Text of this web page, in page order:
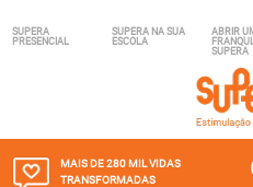
SUPERA
PRESENCIAL
SUPERA NA SUA
ESCOLA
ABRIR
SUPERA
MAIS DE 280 MILVIDAS
TRANSFORMADAS